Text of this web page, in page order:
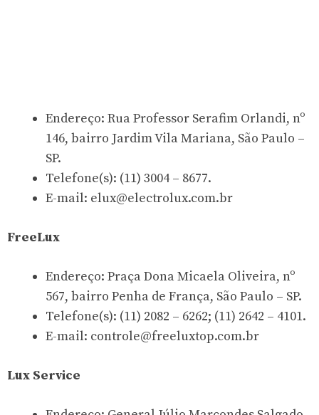
Endereço: Rua Professor Serafim Orlandi, nº
146, bairro Jardim Vila Mariana, São Paulo –
SP.
Telefone(s): (11) 3004 – 8677.
E-mail: elux@electrolux.com.br
FreeLux
Endereço: Praça Dona Micaela Oliveira, nº
567, bairro Penha de França, São Paulo – SP.
Telefone(s): (11) 2082 – 6262; (11) 2642 – 4101.
E-mail: controle@freeluxtop.com.br
Lux Service